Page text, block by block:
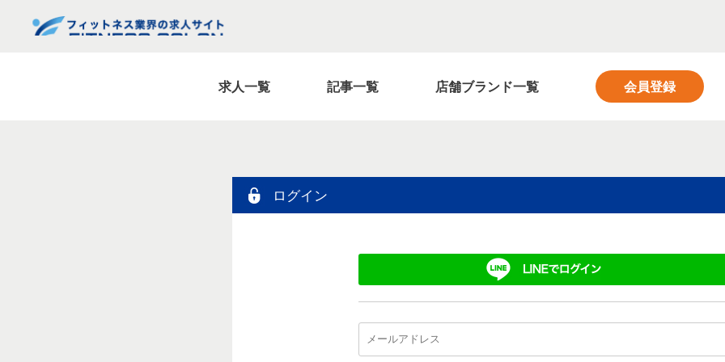
求人一覧 記事一覧 店舗ブランド一覧 会員登録
ログイン